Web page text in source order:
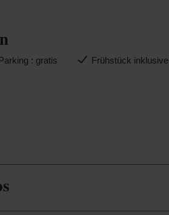
: gratis Frühstück inklusive